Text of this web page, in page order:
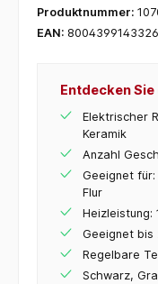
Produktnummer:
EAN: 8004399143326
Entdecken
Elektrischer
Keramik
Anzahl
Geeignet für:
Flur
Heizleistung:
Geeignet bis
Regelbare
Schwarz,